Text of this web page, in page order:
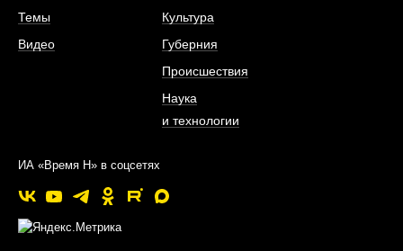
Темы
Видео
Культура
Губерния
Происшествия
Наука
и технологии
ИА «Время Н» в соцсетях